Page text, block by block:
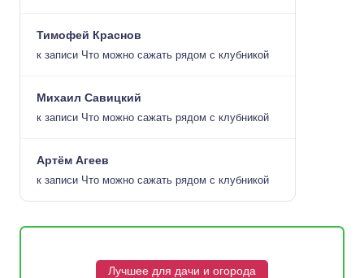
Тимофей Краснов
к записи Что можно сажать рядом с клубникой
Михаил Савицкий
к записи Что можно сажать рядом с клубникой
Артём Агеев
к записи Что можно сажать рядом с клубникой
Лучшее для дачи и огорода